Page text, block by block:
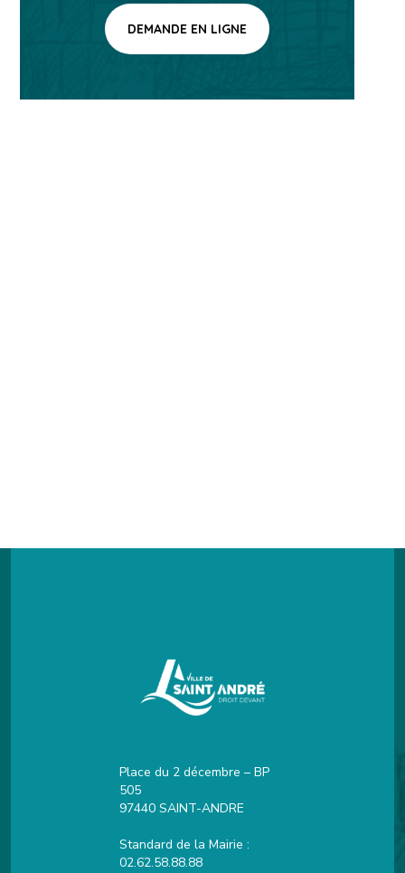
DEMANDE EN LIGNE
Place du 2 décembre – BP
505
97440 SAINT-ANDRE
Standard de la Mairie :
02.62.58.88.88